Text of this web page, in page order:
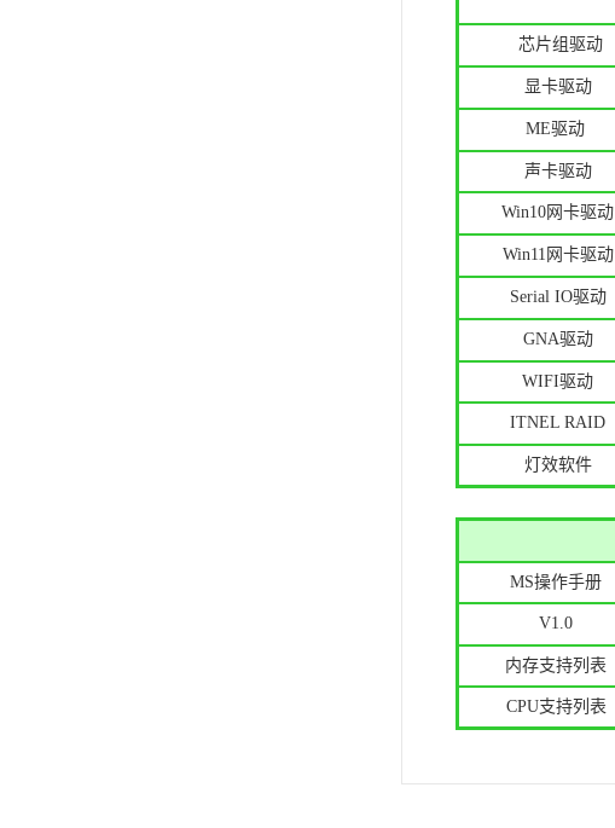
芯片组驱动
显卡驱动
ME驱动
声卡驱动
Win10网卡驱动
Win11网卡驱动
Serial IO驱动
GNA驱动
WIFI驱动
ITNEL RAID
灯效软件
MS操作手册
V1.0
内存支持列表
CPU支持列表